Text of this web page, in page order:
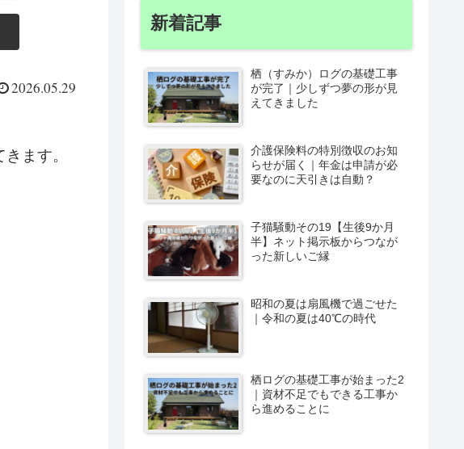
2026.05.29
ます。
新着記事
栖（すみか）ログの基礎工事
が完了｜少しずつ夢の形が見
えてきました
介護保険料の特別徴収のお知
らせが届く｜年金は申請が必
要なのに天引きは自動？
子猫騒動その19【生後9か月
半】ネット掲示板からつなが
った新しいご縁
昭和の夏は扇風機で過ごせた
｜令和の夏は40℃の時代
栖ログの基礎工事が始まった2
｜資材不足でもできる工事か
ら進めることに